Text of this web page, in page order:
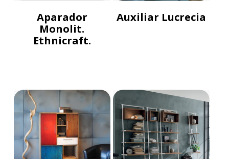
Aparador
Monolit.
Ethnicraft.
Auxiliar Lucrecia